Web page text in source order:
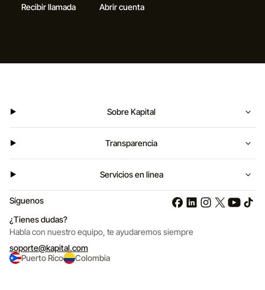
Recibir llamada
Abrir cuenta
Sobre Kapital
Transparencia
Servicios en linea
Síguenos
¿Tienes dudas?
Habla con nuestro equipo, te ayudaremos siempre
soporte@kapital.com
Puerto Rico
Colombia